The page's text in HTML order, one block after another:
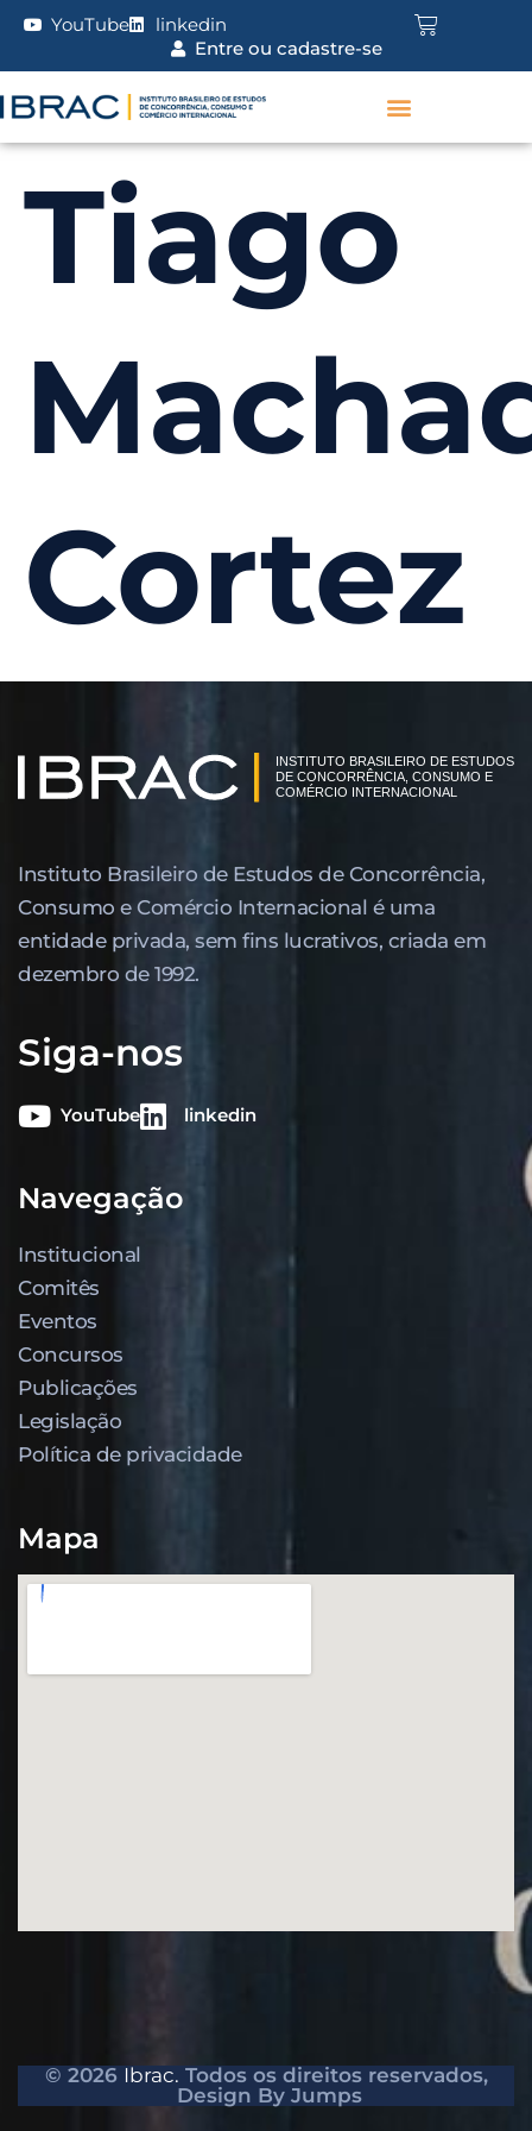
YouTube
linkedin
Entre ou cadastre-se
Tiago
Cortez
Instituto Brasileiro de Estudos de Concor­rência,
Consumo e Comércio Internacional é uma
entidade privada, sem fins lucrativos, criada em
dezembro de 1992.
Siga-nos
YouTube linkedin
Navegação
Institucional
Comitês
Eventos
Concursos
Publicações
Legislação
Política de privacidade
Mapa
© 2026 Ibrac. Todos os direitos reservados,
Design By Jumps